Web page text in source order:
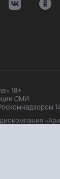
18+
СМИ
О.Б.
14,
только с
активная